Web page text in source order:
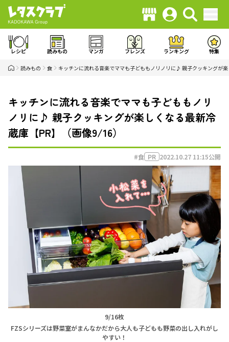
レシピ 読みもの マンガ フレンズ ランキング 特集
読みもの 食 キッチンに流れる音楽でママも子どももノリノリに♪ 親子クッキングが
キッチンに流れる音楽でママも子どももノリ
ノリに♪ 親子クッキングが楽しくなる最新冷
蔵庫【PR】（画像9/16）
#食 PR 2022.10.27 11:15公開
9/16枚
FZSシリーズは野菜室がまんなかだから大人も子どもも野菜の出し入れがし
やすい！